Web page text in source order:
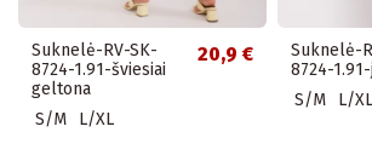
Suknelė-RV-SK-
8724-1.91-šviesiai
geltona
20,9 €
S/M L/XL
Suknelė-
8724-
S/M L/XL